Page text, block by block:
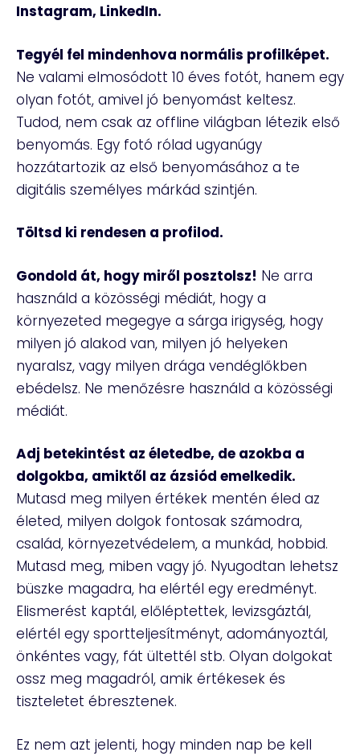
Instagram, LinkedIn.
Tegyél fel mindenhova normális profilképet.
Ne valami elmosódott 10 éves fotót, hanem egy
olyan fotót, amivel jó benyomást keltesz.
Tudod, nem csak az offline világban létezik első
benyomás. Egy fotó rólad ugyanúgy
hozzátartozik az első benyomásához a te
digitális személyes márkád szintjén.
Töltsd ki rendesen a profilod.
Gondold át, hogy miről posztolsz! Ne arra
használd a közösségi médiát, hogy a
környezeted megegye a sárga irigység, hogy
milyen jó alakod van, milyen jó helyeken
nyaralsz, vagy milyen drága vendéglőkben
ebédelsz. Ne menőzésre használd a közösségi
médiát.
Adj betekintést az életedbe, de azokba a
dolgokba, amiktől az ázsiód emelkedik.
Mutasd meg milyen értékek mentén éled az
életed, milyen dolgok fontosak számodra,
család, környezetvédelem, a munkád, hobbid.
Mutasd meg, miben vagy jó. Nyugodtan lehetsz
büszke magadra, ha elértél egy eredményt.
Elismerést kaptál, előléptettek, levizsgáztál,
elértél egy sportteljesítményt, adományoztál,
önkéntes vagy, fát ültettél stb. Olyan dolgokat
ossz meg magadról, amik értékesek és
tiszteletet ébresztenek.
Ez nem azt jelenti, hogy minden nap be kell